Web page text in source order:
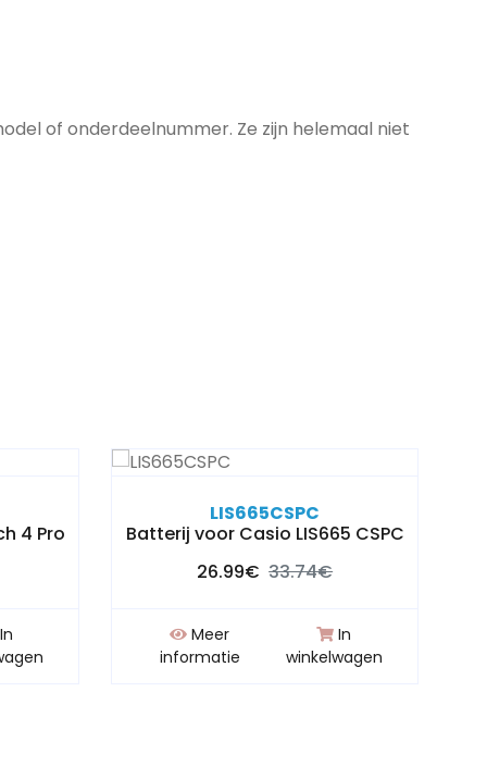
of onderdeelnummer. Ze zijn helemaal niet
4 Pro
In
LIS665CSPC
Batterij voor Casio LIS665 CSPC
26.99€ 33.74€
Meer
informatie
In
winkelwagen